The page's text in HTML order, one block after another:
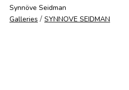
Synnöve Seidman
Galleries / SYNNOVE SEIDMAN